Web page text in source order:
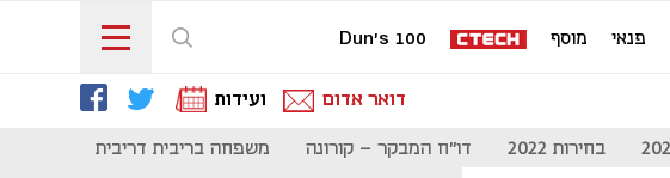
פנאי מוסף Dun's 100
דואר אדום ועידות
בחירות 2022 דו"ח המבקר - קורונה משפחה בריבית דריבית